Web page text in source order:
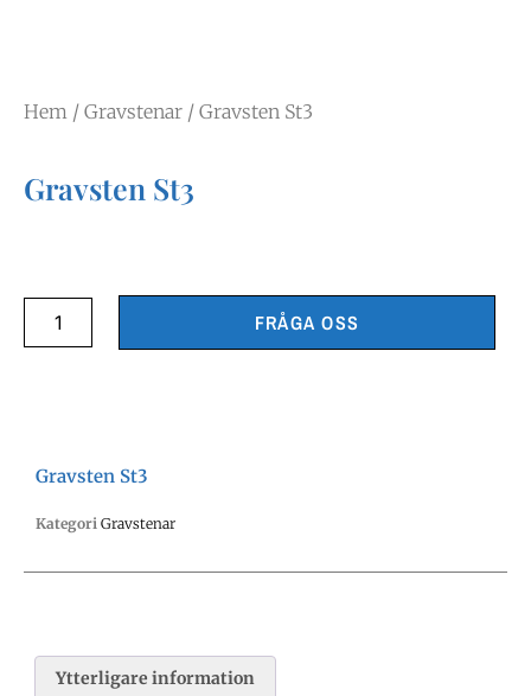
Hem / Gravstenar / Gravsten St3
Gravsten St3
FRÅGA OSS
Gravsten St3
Kategori Gravstenar
Ytterligare information